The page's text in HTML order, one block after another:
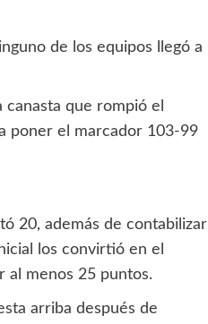
de los equipos llegó a
que rompió el
poner el marcador 103-99
20, además de contabilizar
los convirtió en el
al menos 25 puntos.
arriba después de